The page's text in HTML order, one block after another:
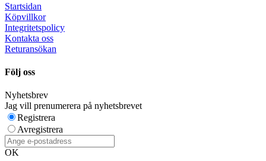
Startsidan
Köpvillkor
Integritetspolicy
Kontakta oss
Returansökan
Följ oss
Nyhetsbrev
Jag vill prenumerera på nyhetsbrevet
Registrera
Avregistrera
OK